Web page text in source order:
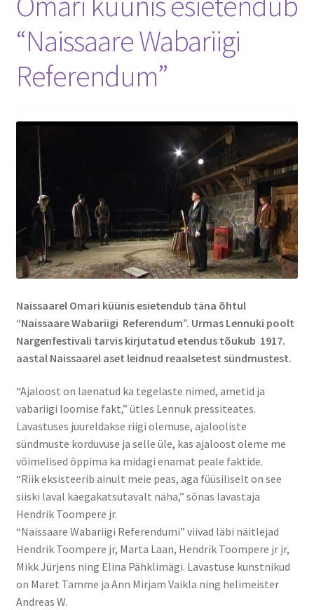
“Naissaare Wabariigi
Referendum”
Naissaarel Omari küünis esietendub täna õhtul
“Naissaare Wabariigi Referendum”. Urmas Lennuki poolt
Nargenfestivali tarvis kirjutatud etendus tõukub 1917.
aastal Naissaarel aset leidnud reaalsetest sündmustest.
“Ajaloost on laenatud ka tegelaste nimed, ametid ja
vabariigi loomise fakt,” ütles Lennuk pressiteates.
Lavastuses juureldakse riigi olemuse, ajalooliste
sündmuste korduvuse ja selle üle, kas ajaloost oleme me
võimelised õppima ka midagi enamat peale faktide.
“Riik eksisteerib ainult meie peas, aga füüsiliselt on see
siiski laval käegakatsutavalt näha,” sõnas lavastaja
Hendrik Toompere jr.
“Naissaare Wabariigi Referendumi” viivad läbi näitlejad
Hendrik Toompere jr, Marta Laan, Hendrik Toompere jr jr,
Mikk Jürjens ning Elina Pähklimägi. Lavastuse kunstnikud
on Maret Tamme ja Ann Mirjam Vaikla ning helimeister
Andreas W.